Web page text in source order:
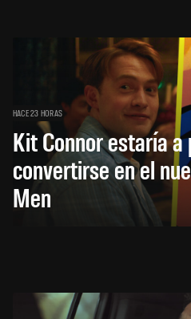
HACE 23 HORAS
Kit Connor estaría a
convertirse en el
Men